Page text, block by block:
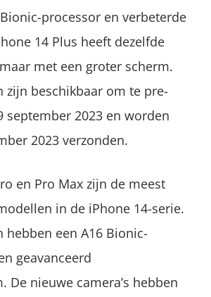
processor en verbeterde
14 Plus heeft dezelfde
met een groter scherm.
zijn beschikbaar om te pre-
september 2023 en worden
2023 verzonden.
en Pro Max zijn de meest
in de iPhone 14-serie.
hebben een A16 Bionic-
geavanceerd
De nieuwe camera’s hebben